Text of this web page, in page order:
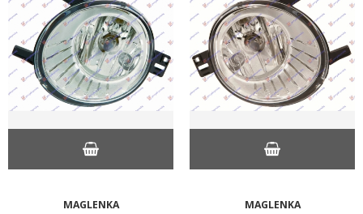
MAGLENKA MAGLENKA